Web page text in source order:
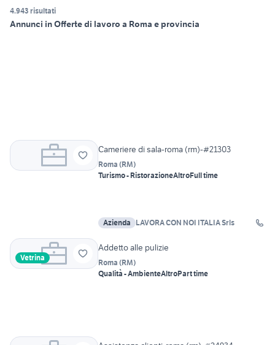
4.943 risultati
Annunci in Offerte di lavoro a Roma e provincia
Cameriere di sala-roma (rm)-#21303
Roma (RM)
Turismo - RistorazioneAltroFull time
Azienda LAVORA CON NOI ITALIA Srls
Vetrina
Addetto alle pulizie
Roma (RM)
Qualità - AmbienteAltroPart time